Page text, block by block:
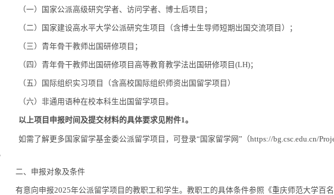
（一） 国家公派高级研究学者、访问学者、博士后项目；
（二） 国家建设高水平大学公派研究生项目（含博士生导师短期出国交流项目）；
（ 三 ） 青年骨干教师出国研修项目 ；
（四）青年骨干教师出国研修项目高等教育教学法出国研修项目 (LH)；
（ 五 ）国际组织实习项目（含高校国际组织师资出国留学项目）
（六）非通用语种在校本科生出国留学项目。
以上项目申报时间及提交材料的具体要求见附件1。
如需了解更多国家留学基金委公派留学项目， 可登录“ 国家留学网” （https://bg.csc.edu.cn/
二、申报对象及条件
有意向申报2025年公派留学项目的教职工和学生。教职工的具体条件参照《重庆师范大学百